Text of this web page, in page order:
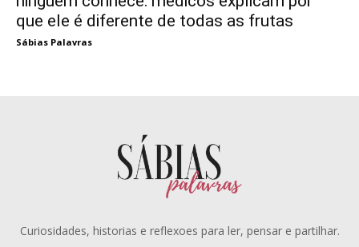
que ele é diferente de todas as frutas
Sábias Palavras
Curiosidades, historias e reflexoes para ler, pensar e partilhar.